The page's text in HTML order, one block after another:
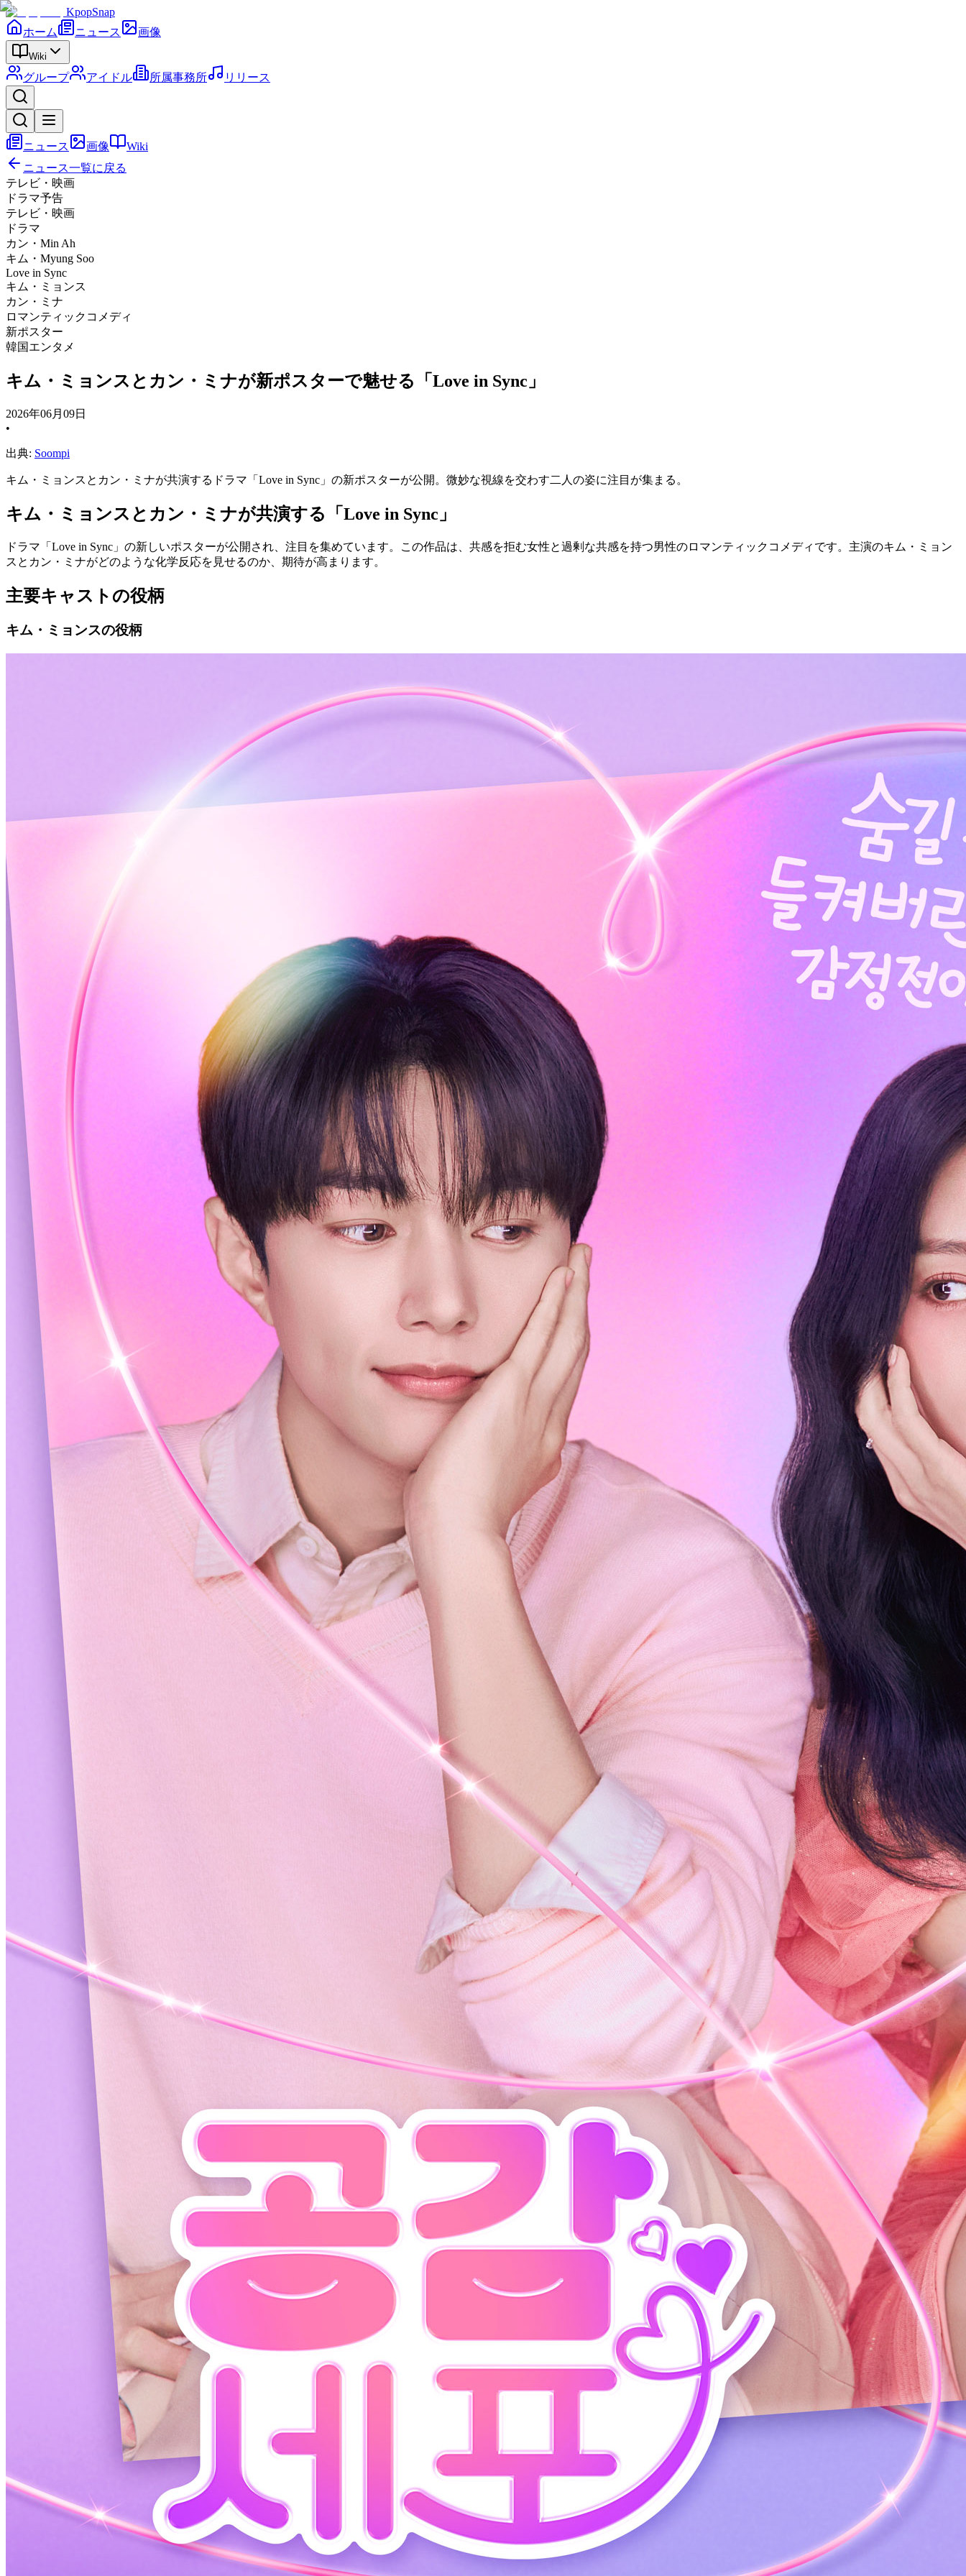
KpopSnap
ホーム
ニュース 画像
Wiki
グループ アイドル 所属事務所 リリース
ニュース 画像
Wiki
ニュース一覧に戻る
テレビ・映画
ドラマ予告
テレビ・映画
ドラマ
カン・Min Ah
キム・Myung Soo
Love in Sync
キム・ミョンス
カン・ミナ
ロマンティックコメディ
新ポスター
韓国エンタメ
キム・ミョンスとカン・ミナが新ポスターで魅せる「Love in Sync」
2026年06月09日
•
出典: Soompi
キム・ミョンスとカン・ミナが共演するドラマ「Love in Sync」の新ポスターが公開。微妙な視線を交わす二人の姿に注目が集まる。
キム・ミョンスとカン・ミナが共演する「Love in Sync」
ドラマ「Love in Sync」の新しいポスターが公開され、注目を集めています。この作品は、共感を拒む女性と過剰な共感を持つ男性のロマンティックコメディです。主演のキム・ミョン
スとカン・ミナがどのような化学反応を見せるのか、期待が高まります。
主要キャストの役柄
キム・ミョンスの役柄